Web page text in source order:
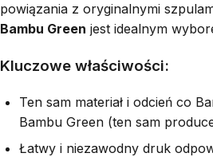
powiązania z oryginalnymi
Bambu Green jest idealnym
Kluczowe właściwości:
Ten sam materiał i odcień co
Bambu Green (ten sam
Łatwy i niezawodny druk